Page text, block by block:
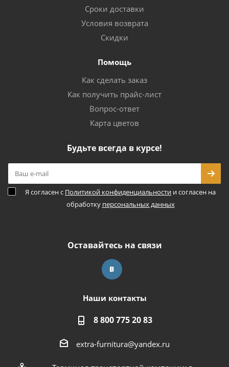
Сроки доставки
Условия возврата
Скидки
Помощь
Как сделать заказ
Как получить прайс-лист
Вопрос-ответ
Карта цветов
Будьте всегда в курсе!
Я согласен с Политикой конфиденциальности и согласен на
обработку персональных данных
Оставайтесь на связи
Наши контакты
8 800 775 20 83
extra-furnitura@yandex.ru